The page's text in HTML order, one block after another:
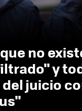
no
y
juicio